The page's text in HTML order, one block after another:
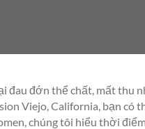
đau đớn thể chất, mất thu
Viejo, California, bạn có
chúng tôi hiểu thời